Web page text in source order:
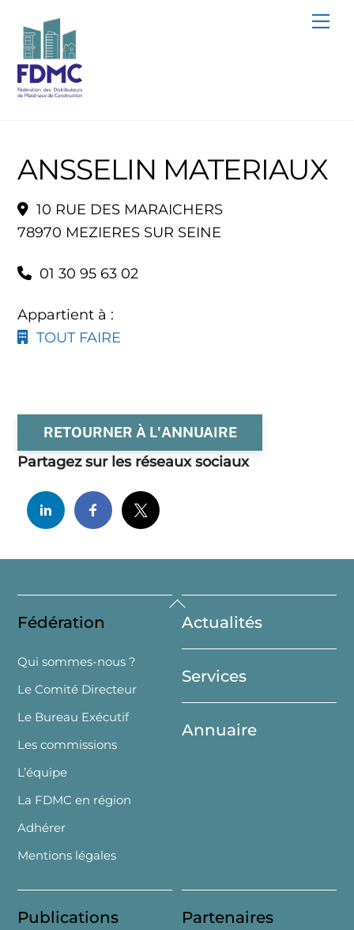
content
ANSSELIN MATERIAUX
10 RUE DES MARAICHERS
78970 MEZIERES SUR SEINE
01 30 95 63 02
Appartient à :
TOUT FAIRE
RETOURNER À L'ANNUAIRE
Partagez sur les réseaux sociaux
Back
To
Top
Fédération
Qui sommes-nous ?
Le Comité Directeur
Le Bureau Exécutif
Les commissions
L’équipe
La FDMC en région
Adhérer
Mentions légales
Actualités
Services
Annuaire
Publications Partenaires